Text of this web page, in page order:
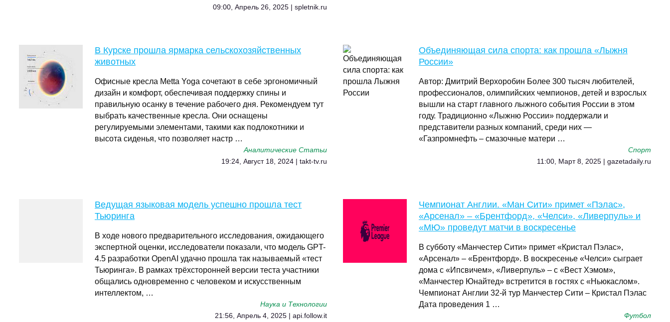
09:00, Апрель 26, 2025 | spletnik.ru
В Курске прошла ярмарка сельскохозяйственных
животных
Офисные кресла Metta Yoga сочетают в себе эргономичный
дизайн и комфорт, обеспечивая поддержку спины и
правильную осанку в течение рабочего дня. Рекомендуем тут
выбрать качественные кресла. Они оснащены
регулируемыми элементами, такими как подлокотники и
высота сиденья, что позволяет настр …
Аналитические Статьи
19:24, Август 18, 2024 | takt-tv.ru
Объединяющая сила спорта: как прошла «Лыжня
России»
Автор: Дмитрий Верхоробин Более 300 тысяч любителей,
профессионалов, олимпийских чемпионов, детей и взрослых
вышли на старт главного лыжного события России в этом
году. Традиционно «Лыжню России» поддержали и
представители разных компаний, среди них —
«Газпромнефть – смазочные матери …
Спорт
11:00, Март 8, 2025 | gazetadaily.ru
Ведущая языковая модель успешно прошла тест
Тьюринга
В ходе нового предварительного исследования, ожидающего
экспертной оценки, исследователи показали, что модель GPT-
4.5 разработки OpenAI удачно прошла так называемый «тест
Тьюринга». В рамках трёхсторонней версии теста участники
общались одновременно с человеком и искусственным
интеллектом, …
Наука и Технологии
21:56, Апрель 4, 2025 | api.follow.it
Чемпионат Англии. «Ман Сити» примет «Пэлас»,
«Арсенал» – «Брентфорд», «Челси», «Ливерпуль» и
«МЮ» проведут матчи в воскресенье
В субботу «Манчестер Сити» примет «Кристал Пэлас»,
«Арсенал» – «Брентфорд». В воскресенье «Челси» сыграет
дома с «Ипсвичем», «Ливерпуль» – с «Вест Хэмом»,
«Манчестер Юнайтед» встретится в гостях с «Ньюкаслом».
Чемпионат Англии 32-й тур Манчестер Сити – Кристал Пэлас
Дата проведения 1 …
Футбол